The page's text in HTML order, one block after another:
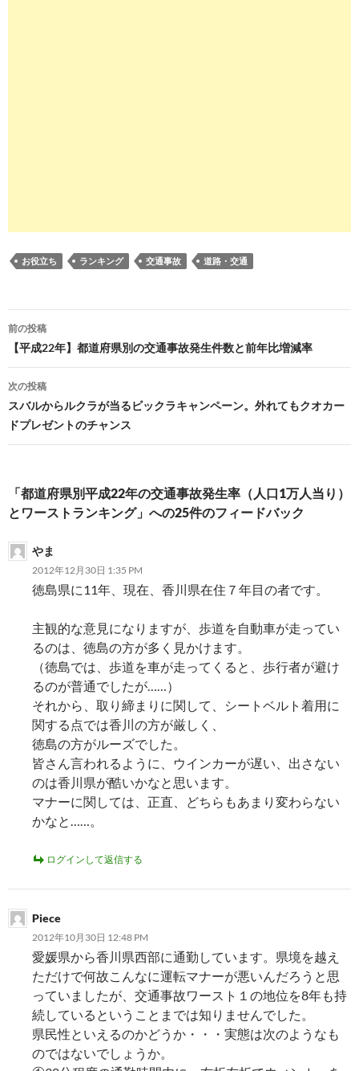
お役立ち ランキング 交通事故 道路・交通
投
稿
ナ
ビ
ゲ
シ
ョ
ン
前の投稿
【平成22年】都道府県別の交通事故発生件数と前年比増減率
次の投稿
スバルからルクラが当るビックラキャンペーン。外れてもクオカー
ドプレゼントのチャンス
「都道府県別平成22年の交通事故発生率（人口1万人当り）
とワーストランキング」への25件のフィードバック
やま
2012年12月30日 1:35 PM
徳島県に11年、現在、香川県在住７年目の者です。
主観的な意見になりますが、歩道を自動車が走ってい
るのは、徳島の方が多く見かけます。
（徳島では、歩道を車が走ってくると、歩行者が避け
るのが普通でしたが……）
それから、取り締まりに関して、シートベルト着用に
関する点では香川の方が厳しく、
徳島の方がルーズでした。
皆さん言われるように、ウインカーが遅い、出さない
のは香川県が酷いかなと思います。
マナーに関しては、正直、どちらもあまり変わらない
かなと……。
ログインして返信する
Piece
2012年10月30日 12:48 PM
愛媛県から香川県西部に通勤しています。県境を越え
ただけで何故こんなに運転マナーが悪いんだろうと思
っていましたが、交通事故ワースト１の地位を8年も持
続しているということまでは知りませんでした。
県民性といえるのかどうか・・・実態は次のようなも
のではないでしょうか。